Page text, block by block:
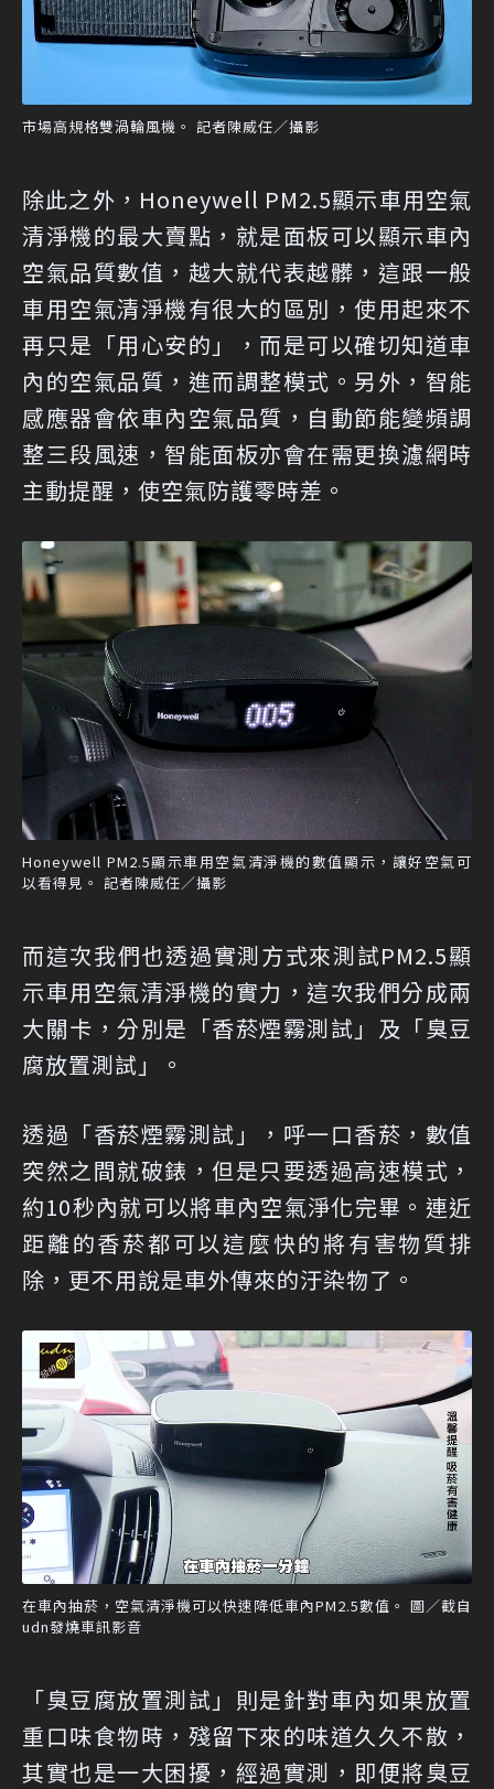
市場高規格雙渦輪風機。 記者陳威任／攝影
除此之外，Honeywell PM2.5顯示車用空氣
清淨機的最大賣點，就是面板可以顯示車內
空氣品質數值，越大就代表越髒，這跟一般
車用空氣清淨機有很大的區別，使用起來不
再只是「用心安的」，而是可以確切知道車
內的空氣品質，進而調整模式。另外，智能
感應器會依車內空氣品質，自動節能變頻調
整三段風速，智能面板亦會在需更換濾網時
主動提醒，使空氣防護零時差。
Honeywell PM2.5顯示車用空氣清淨機的數值顯示，讓好空氣可
以看得見。 記者陳威任／攝影
而這次我們也透過實測方式來測試PM2.5顯
示車用空氣清淨機的實力，這次我們分成兩
大關卡，分別是「香菸煙霧測試」及「臭豆
腐放置測試」。
透過「香菸煙霧測試」，呼一口香菸，數值
突然之間就破錶，但是只要透過高速模式，
約10秒內就可以將車內空氣淨化完畢。連近
距離的香菸都可以這麼快的將有害物質排
除，更不用說是車外傳來的汙染物了。
在車內抽菸，空氣清淨機可以快速降低車內PM2.5數值。 圖／截自
udn發燒車訊影音
「臭豆腐放置測試」則是針對車內如果放置
重口味食物時，殘留下來的味道久久不散，
其實也是一大困擾，經過實測，即便將臭豆